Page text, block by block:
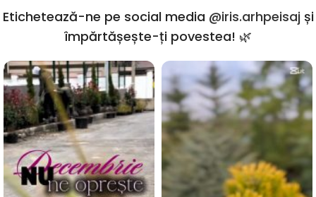
Etichetează-ne pe social media @iris.arhpeisaj și
împărtășește-ți povestea! 🌿